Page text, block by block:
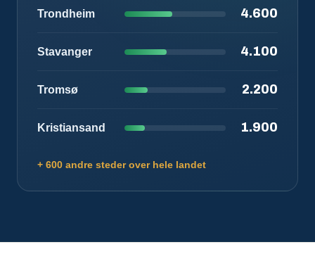
Trondheim 4.600
Stavanger 4.100
Tromsø 2.200
Kristiansand 1.900
+ 600 andre steder over hele landet